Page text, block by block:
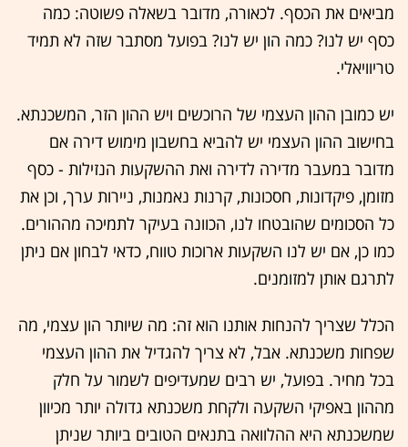
מביאים את הכסף. לכאורה, מדובר בשאלה פשוטה: כמה
כסף יש לנו? כמה הון יש לנו? בפועל מסתבר שזה לא תמיד
טריוויאלי.
יש כמובן ההון העצמי של הרוכשים ויש ההון הזר, המשכנתא.
בחישוב ההון העצמי יש להביא בחשבון מימוש דירה אם
מדובר במעבר מדירה לדירה ואת ההשקעות הנזילות - כסף
מזומן, פיקדונות, חסכונות, קרנות נאמנות, ניירות ערך, וכן את
כל הסכומים שהובטחו לנו, הכוונה בעיקר לתמיכה מההורים.
כמו כן, אם יש לנו השקעות ארוכות טווח, כדאי לבחון אם ניתן
לתרגם אותן למזומנים.
הכלל שצריך להנחות אותנו הוא זה: מה שיותר הון עצמי, מה
שפחות משכנתא. אבל, לא צריך להגדיל את ההון העצמי
בכל מחיר. בפועל, יש רבים שמעדיפים לשמור על חלק
מההון באפיקי השקעה ולקחת משכנתא גדולה יותר מכיוון
שמשכנתא היא ההלוואה בתנאים הטובים ביותר שניתן